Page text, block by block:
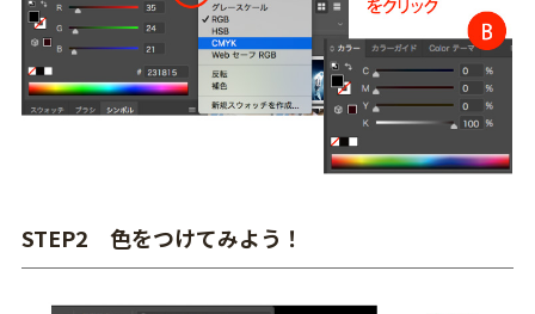
STEP2 色をつけてみよう！